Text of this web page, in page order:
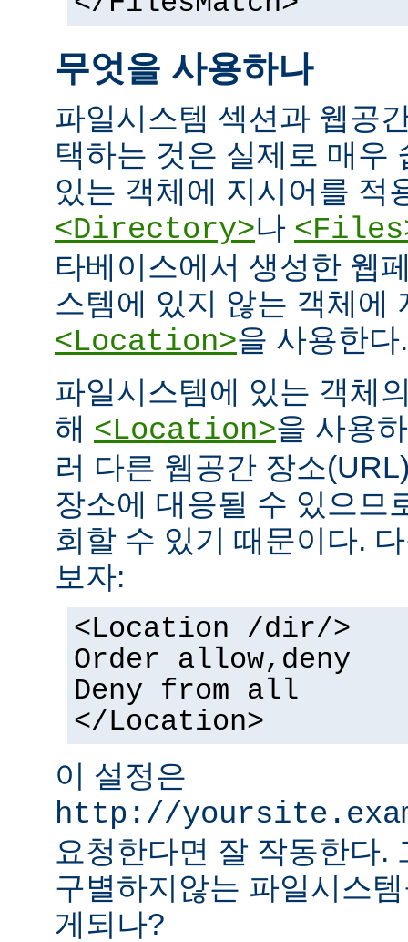
무엇을 사용하나
파일시스템 섹션과 웹공
택하는 것은 실제로 매우
있는 객체에 지시어를 적
<Directory>나
타베이스에서 생성한 웹
스템에 있지 않는 객체에
<Location>을 사용한다.
파일시스템에 있는 객체
해 <Location>을 사용
러 다른 웹공간 장소
장소에 대응될 수 있으므
회할 수 있기 때문이다.
보자:
<Location /dir/>
Order allow,deny
Deny from all
</Location>
이 설정은
http://
요청한다면 잘 작동한다.
구별하지않는 파일시스
게되나?